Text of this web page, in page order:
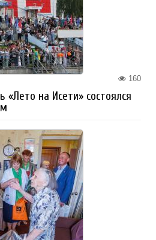
160
«Лето на Исети» состоялся